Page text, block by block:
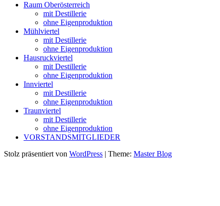
Raum Oberösterreich
mit Destillerie
ohne Eigenproduktion
Mühlviertel
mit Destillerie
ohne Eigenproduktion
Hausruckviertel
mit Destillerie
ohne Eigenproduktion
Innviertel
mit Destillerie
ohne Eigenproduktion
Traunviertel
mit Destillerie
ohne Eigenproduktion
VORSTANDSMITGLIEDER
Stolz präsentiert von WordPress | Theme: Master Blog